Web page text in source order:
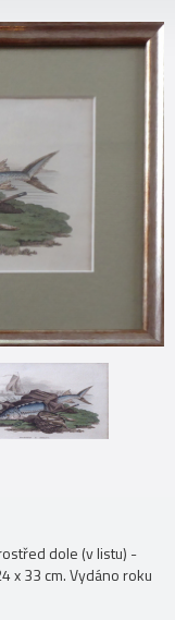
dole (v listu) -
x 33 cm. Vydáno roku